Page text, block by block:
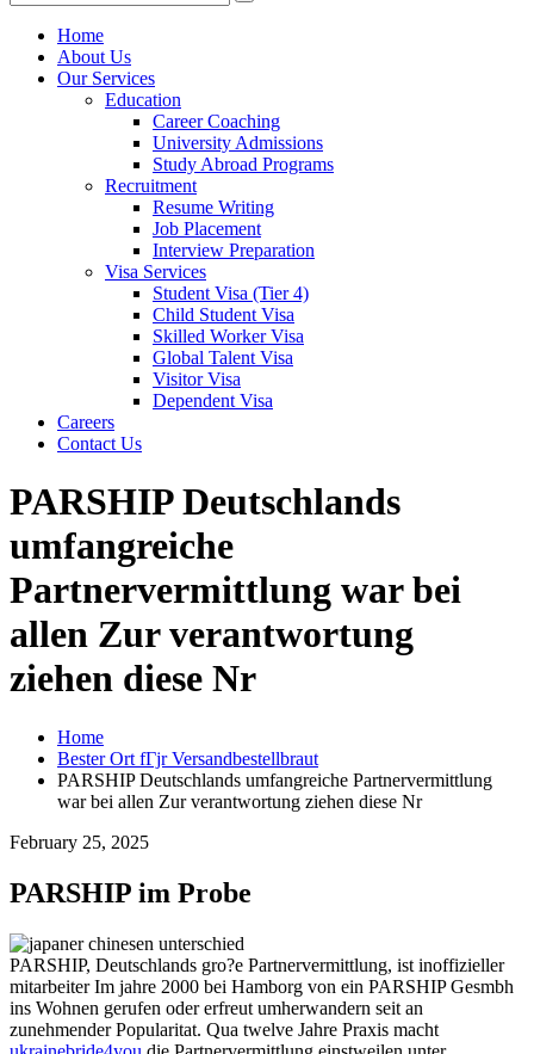
Home
About Us
Our Services
Education
Career Coaching
University Admissions
Study Abroad Programs
Recruitment
Resume Writing
Job Placement
Interview Preparation
Visa Services
Student Visa (Tier 4)
Child Student Visa
Skilled Worker Visa
Global Talent Visa
Visitor Visa
Dependent Visa
Careers
Contact Us
PARSHIP Deutschlands
umfangreiche
Partnervermittlung war bei
allen Zur verantwortung
ziehen diese Nr
Home
Bester Ort fГјr Versandbestellbraut
PARSHIP Deutschlands umfangreiche Partnervermittlung
war bei allen Zur verantwortung ziehen diese Nr
February 25, 2025
PARSHIP im Probe
PARSHIP, Deutschlands gro?e Partnervermittlung, ist inoffizieller
mitarbeiter Im jahre 2000 bei Hamborg von ein PARSHIP Gesmbh
ins Wohnen gerufen oder erfreut umherwandern seit an
zunehmender Popularitat. Qua twelve Jahre Praxis macht